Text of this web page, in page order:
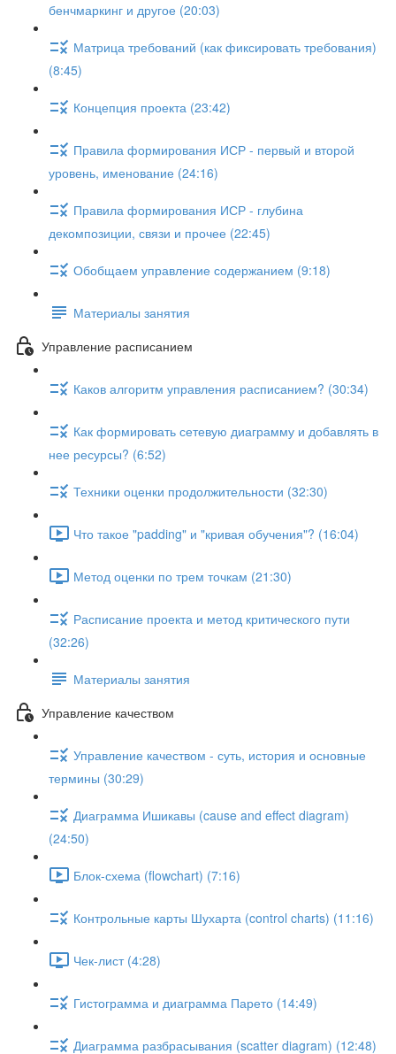
бенчмаркинг и другое (20:03)
Матрица требований (как фиксировать требования)
(8:45)
Концепция проекта (23:42)
Правила формирования ИСР - первый и второй
уровень, именование (24:16)
Правила формирования ИСР - глубина
декомпозиции, связи и прочее (22:45)
Обобщаем управление содержанием (9:18)
Материалы занятия
Управление расписанием
Каков алгоритм управления расписанием? (30:34)
Как формировать сетевую диаграмму и добавлять в
нее ресурсы? (6:52)
Техники оценки продолжительности (32:30)
Что такое "padding" и "кривая обучения"? (16:04)
Метод оценки по трем точкам (21:30)
Расписание проекта и метод критического пути
(32:26)
Материалы занятия
Управление качеством
Управление качеством - суть, история и основные
термины (30:29)
Диаграмма Ишикавы (cause and effect diagram)
(24:50)
Блок-схема (flowchart) (7:16)
Контрольные карты Шухарта (control charts) (11:16)
Чек-лист (4:28)
Гистограмма и диаграмма Парето (14:49)
Диаграмма разбрасывания (scatter diagram) (12:48)